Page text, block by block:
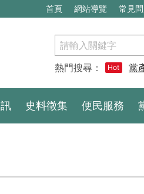
首頁 網站導覽 常見
搜
尋
熱門搜尋：
Hot 黨
史料徵集 便民服務